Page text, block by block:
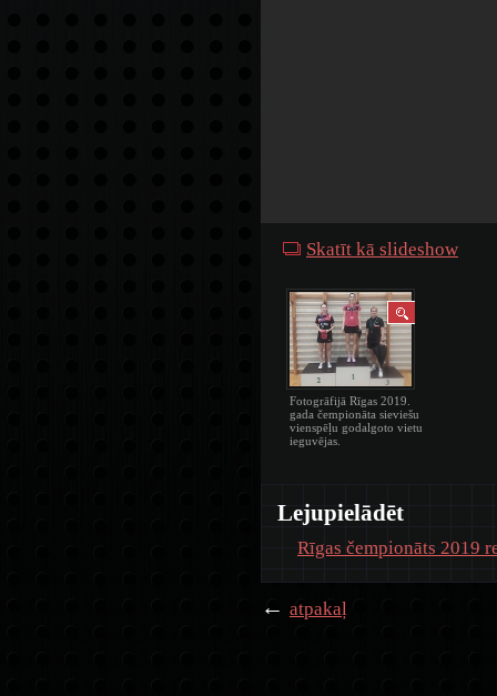
Skatīt kā slideshow
Fotogrāfijā Rīgas 2019.
gada čempionāta sieviešu
vienspēļu godalgoto vietu
ieguvējas.
Lejupielādēt
Rīgas čempionāts 2019
← atpakaļ